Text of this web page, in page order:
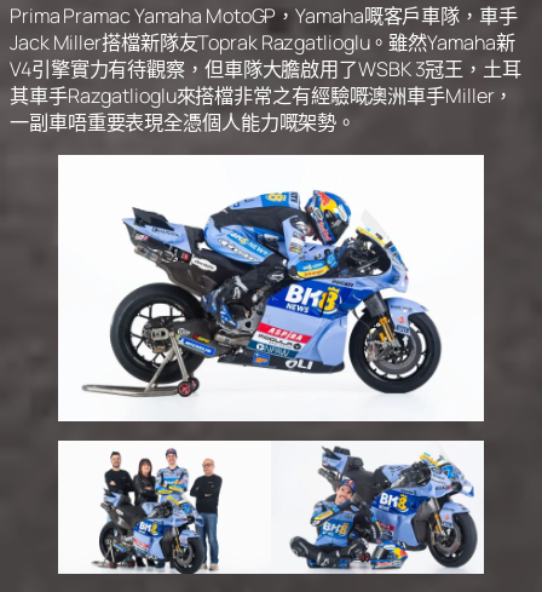
Prima Pramac Yamaha MotoGP，Yamaha嘅客戶車隊，車手
Jack Miller搭檔新隊友Toprak Razgatlioglu。雖然Yamaha新
V4引擎實力有待觀察，但車隊大膽啟用了WSBK 3冠王，土耳
其車手Razgatlioglu來搭檔非常之有經驗嘅澳洲車手Miller，
一副車唔重要表現全憑個人能力嘅架勢。